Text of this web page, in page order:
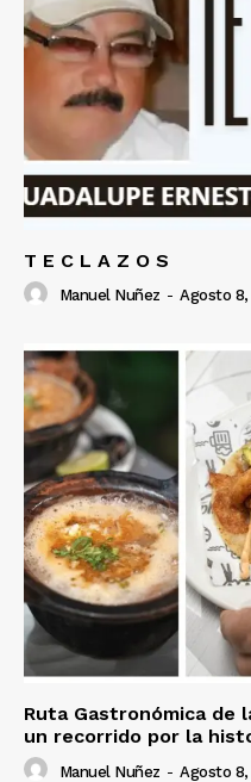
T E C L A Z O S
Manuel Nuñez - Agosto
Ruta Gastronómica de
un recorrido por la
Manuel Nuñez - Agosto